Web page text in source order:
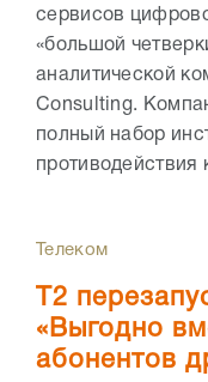
сервисов
«большой
аналитической
Consulting.
полный набор
противодействия
Телеком
Т2
«Выгодно
абонентов